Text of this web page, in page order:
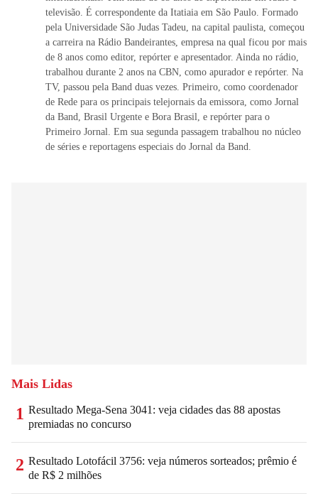
televisão. É correspondente da Itatiaia em São Paulo. Formado
pela Universidade São Judas Tadeu, na capital paulista, começou
a carreira na Rádio Bandeirantes, empresa na qual ficou por mais
de 8 anos como editor, repórter e apresentador. Ainda no rádio,
trabalhou durante 2 anos na CBN, como apurador e repórter. Na
TV, passou pela Band duas vezes. Primeiro, como coordenador
de Rede para os principais telejornais da emissora, como Jornal
da Band, Brasil Urgente e Bora Brasil, e repórter para o
Primeiro Jornal. Em sua segunda passagem trabalhou no núcleo
de séries e reportagens especiais do Jornal da Band.
Mais Lidas
1 Resultado Mega-Sena 3041: veja cidades das 88 apostas
premiadas no concurso
2 Resultado Lotofácil 3756: veja números sorteados; prêmio é
de R$ 2 milhões